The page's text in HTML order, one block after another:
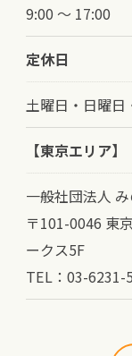
9:00 ～ 17:00
定休日
土曜日・日曜
【東京エリア】
一般社団法人
〒101-0046 東
ークス5F
TEL：03-6231-